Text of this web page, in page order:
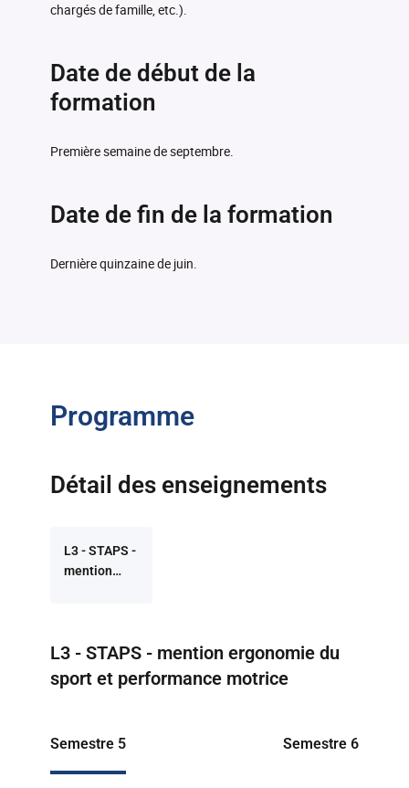
chargés de famille, etc.).
Date de début de la
formation
Première semaine de septembre.
Date de fin de la formation
Dernière quinzaine de juin.
Programme
Détail des enseignements
L3 - STAPS -
mention
motrice
Retour à la liste des programmes
L3 - STAPS - mention ergonomie du
sport et performance motrice
Semestre 5 Semestre 6